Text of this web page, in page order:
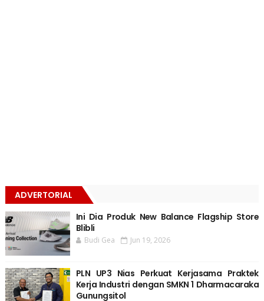
ADVERTORIAL
Ini Dia Produk New Balance Flagship Store
Blibli
Budi Gea Jun 19, 2026
PLN UP3 Nias Perkuat Kerjasama Praktek
Kerja Industri dengan SMKN 1 Dharmacaraka
Gunungsitol